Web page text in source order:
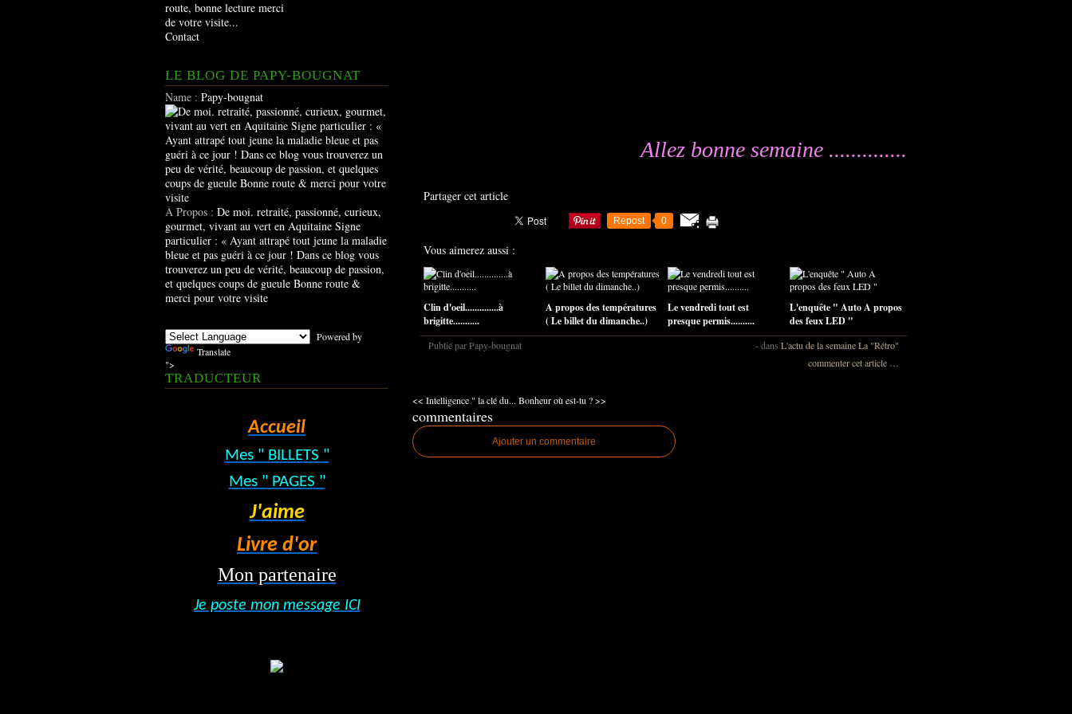
route, bonne lecture merci
de votre visite...
Contact
LE BLOG DE PAPY-BOUGNAT
Name : Papy-bougnat
À Propos : De moi. retraité, passionné, curieux,
gourmet, vivant au vert en Aquitaine Signe
particulier : « Ayant attrapé tout jeune la maladie
bleue et pas guéri à ce jour ! Dans ce blog vous
trouverez un peu de vérité, beaucoup de passion,
et quelques coups de gueule Bonne route &
merci pour votre visite
Powered by
Translate
">
TRADUCTEUR
Accueil
Mes " BILLETS "
Mes " PAGES "
J'aime
Livre d'or
Mon partenaire
Je poste mon message ICI
Allez bonne semaine ..............
Partager cet article
Repost 0
Vous aimerez aussi :
Clin d'oeil..............à
brigitte...........
A propos des températures
( Le billet du dimanche..)
Le vendredi tout est
presque permis..........
L'enquête " Auto A propos
des feux LED "
Publié par Papy-bougnat -dans L'actu de la semaineLa "Rétro"
commenter cet article
<< Intelligence " la clé du... Bonheur où est-tu ? >>
commentaires
Ajouter un commentaire